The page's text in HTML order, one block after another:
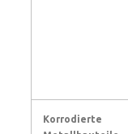
Korrodierte